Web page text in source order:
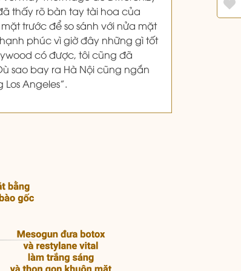
thấy rõ bàn tay tài hoa của
trước để so sánh với nửa mặt
phúc vì giờ đây những gì tốt
có được, tôi cũng đã
sao bay ra Hà Nội cũng ngắn
Angeles”.